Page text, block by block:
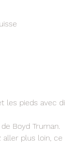
les pieds avec
Boyd Truman.
plus loin,